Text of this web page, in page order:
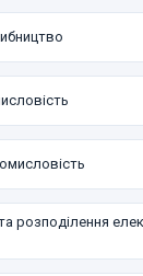
розподілення